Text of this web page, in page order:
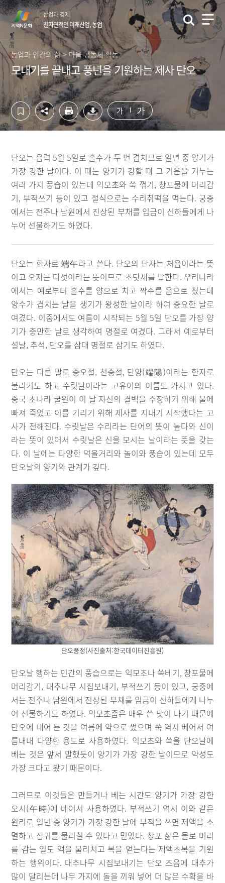
컨
텐
영
역
바
로
가
기
하
단
역
바
로
가
기
산업과 경제
친자연적인 미래산업, 농업
농업과 인간의 삶 > 마을 공동체 활동
모내기를 끝내고 풍년을 기원하는 제사 단오
가 가
단오는 음력 5월 5일로 홀수가 두 번 겹치므로 일년 중 양기가
가장 강한 날이다. 이 때는 양기가 강할 때 그 기운을 거두는
여러 가지 풍습이 있는데 익모초와 쑥 꺾기, 창포물에 머리감
기, 부적쓰기 등이 있고 절식으로는 수리취떡을 먹는다. 궁중
에서는 전주나 남원에서 진상된 부채를 임금이 신하들에게 나
누어 선물하기도 하였다.
단오는 한자로 端午라고 쓴다. 단오의 단자는 처음이라는 뜻
이고 오자는 다섯이라는 뜻이므로 초닷새를 말한다. 우리나라
에서는 예로부터 홀수를 양으로 치고 짝수를 음으로 쳤는데
양수가 겹치는 날을 생기가 왕성한 날이라 하여 중요한 날로
여겼다. 이중에서도 여름이 시작되는 5월 5일 단오를 가장 양
기가 충만한 날로 생각하여 명절로 여겼다. 그래서 예로부터
설날, 추석, 단오를 삼대 명절로 삼기도 하였다.
단오는 다른 말로 중오절, 천중절, 단양(端陽)이라는 한자로
불리기도 하고 수릿날이라는 고유어의 이름도 가지고 있다.
중국 초나라 굴원이 이 날 자신의 결백을 주장하기 위해 물에
빠져 죽었고 이를 기리기 위해 제사를 지내기 시작했다는 고
사가 전해진다. 수릿날은 수리라는 단어의 뜻이 높다와 신이
라는 뜻이 있어서 수릿날은 신을 모시는 날이라는 뜻을 갖는
다. 이 날에는 다양한 먹을거리와 놀이와 풍습이 있는데 모두
단오날의 양기와 관계가 깊다.
단오풍정(사진출처:한국데이터진흥원)
단오날 행하는 민간의 풍습으로는 익모초나 쑥베기, 창포물에
머리감기, 대추나무 시집보내기, 부적쓰기 등이 있고, 궁중에
서는 전주나 남원에서 진상된 부채를 임금이 신하들에게 나누
어 선물하기도 하였다. 익모초즙은 매우 쓴 맛이 나기 때문에
단오에 내어 둔 것을 여름에 약으로 썼으며 쑥 역시 베어서 여
름내내 다양한 용도로 사용하였다. 익모초와 쑥을 단오날에
베는 것은 앞서 말했듯이 양기가 가장 강한 날이므로 약성도
가장 크다고 봤기 때문이다.
그러므로 이것들은 만들거나 베는 시간도 양기가 가장 강한
오시(午時)에 베어서 사용하였다. 부적쓰기 역시 이와 같은
원리로 일년 중 양기가 가장 강한 날에 부적을 쓰면 제액을 소
멸하고 잡귀를 물리칠 수 있다고 믿었다. 창포 삶은 물로 머리
를 감는 일도 액을 물리치고 복을 얻는다는 제액초복을 기원
하는 행위이다. 대추나무 시집보내기는 단오 즈음에 대추가
많이 달리는데 나무 가지에 돌을 끼워 넣어 더 많은 수확을 바